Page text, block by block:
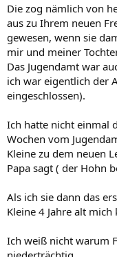
Die zog nämlich von
aus zu Ihrem neuen
gewesen, wenn sie
mir und meiner
Das Jugendamt war
ich war eigentlich der
eingeschlossen).
Ich hatte nicht einmal
Wochen vom
Kleine zu dem neuen
Papa sagt ( der Hohn
Als ich sie dann das
Kleine 4 Jahre alt
Ich weiß nicht warum